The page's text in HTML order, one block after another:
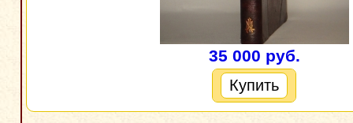
35 000 руб.
Купить